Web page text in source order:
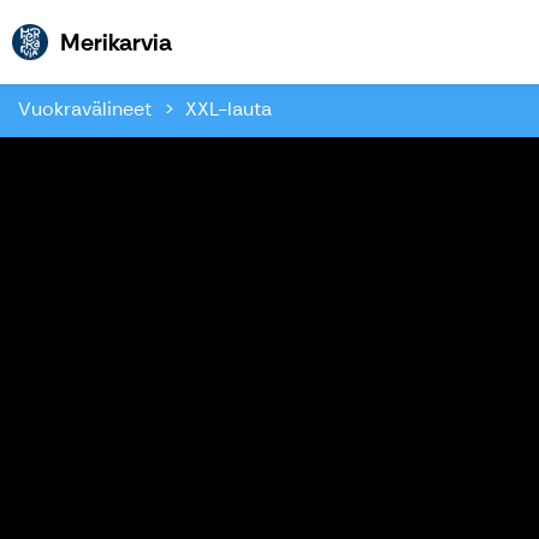
MerikarviaMerikarvia
Vuokravälineet XXL-lauta